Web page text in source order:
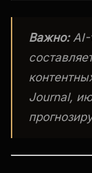
Важно:AI-
Journal,